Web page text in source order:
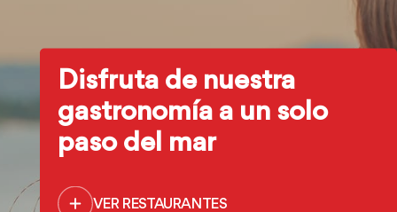
Disfruta de nuestra
gastronomía a un solo
paso del mar
VER RESTAURANTES